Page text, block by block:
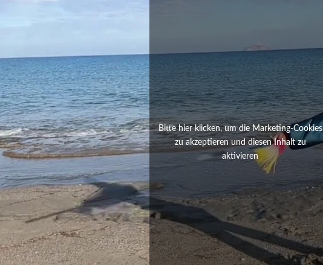
Bitte hier klicken, um die Marketing-Cookies
zu akzeptieren und diesen Inhalt zu
aktivieren